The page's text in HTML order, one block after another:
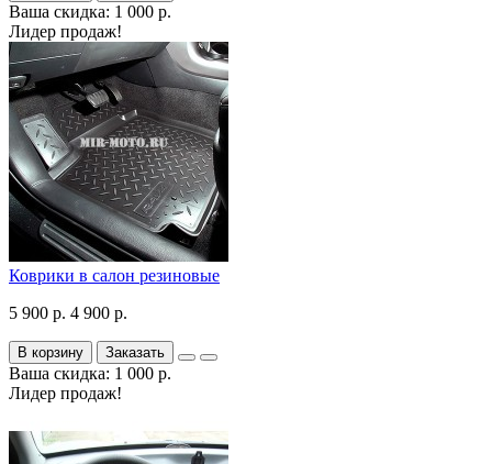
Ваша скидка: 1 000 р.
Лидер продаж!
Коврики в салон резиновые
5 900 р. 4 900 р.
В корзину Заказать
Ваша скидка: 1 000 р.
Лидер продаж!